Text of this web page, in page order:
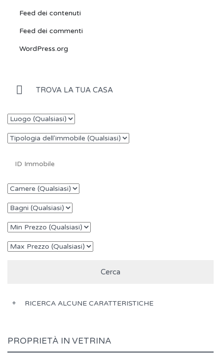
Feed dei contenuti
Feed dei commenti
WordPress.org
TROVA LA TUA CASA
RICERCA ALCUNE CARATTERISTICHE
PROPRIETÀ IN VETRINA